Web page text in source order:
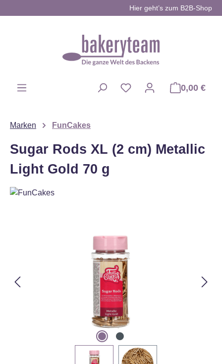
Hier geht’s zum B2B-Shop
0,00 €
Marken FunCakes
Sugar Rods XL (2 cm) Metallic
Light Gold 70 g